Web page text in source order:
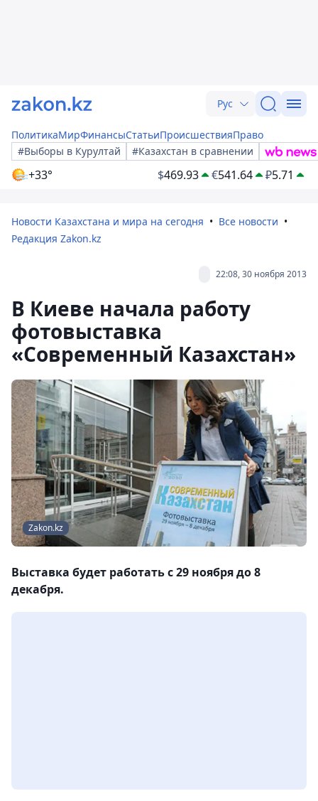
Рус
ПолитикаМирФинансыСтатьиПроисшествияПраво
#Выборы в Курултай
#Казахстан в сравнении
+33° $469.93 €541.64 ₽5.71
Новости Казахстана и мира на сегодня
Все новости
Редакция Zakon.kz
22:08, 30 ноября 2013
В Киеве начала работу
фотовыставка
«Современный Казахстан»
Zakon.kz
Выставка будет работать c 29 ноября до 8
декабря.